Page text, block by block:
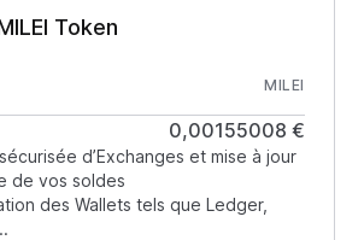
Token
MILEI
0,00155008 €
d’Exchanges et mise à jour
de vos soldes
des Wallets tels que Ledger,